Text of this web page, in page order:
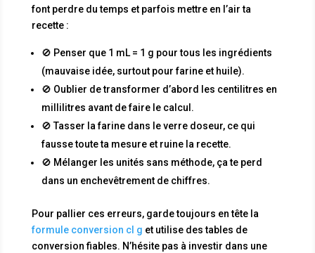
font perdre du temps et parfois mettre en l’air ta
recette :
🚫 Penser que 1 mL = 1 g pour tous les ingrédients
(mauvaise idée, surtout pour farine et huile).
🚫 Oublier de transformer d’abord les centilitres en
millilitres avant de faire le calcul.
🚫 Tasser la farine dans le verre doseur, ce qui
fausse toute ta mesure et ruine la recette.
🚫 Mélanger les unités sans méthode, ça te perd
dans un enchevêtrement de chiffres.
Pour pallier ces erreurs, garde toujours en tête la
formule conversion cl g et utilise des tables de
conversion fiables. N’hésite pas à investir dans une